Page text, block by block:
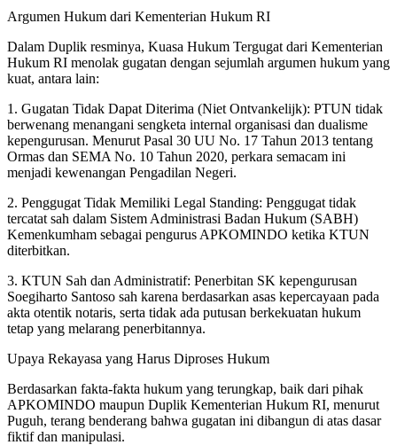
Argumen Hukum dari Kementerian Hukum RI
Dalam Duplik resminya, Kuasa Hukum Tergugat dari Kementerian
Hukum RI menolak gugatan dengan sejumlah argumen hukum yang
kuat, antara lain:
1. Gugatan Tidak Dapat Diterima (Niet Ontvankelijk): PTUN tidak
berwenang menangani sengketa internal organisasi dan dualisme
kepengurusan. Menurut Pasal 30 UU No. 17 Tahun 2013 tentang
Ormas dan SEMA No. 10 Tahun 2020, perkara semacam ini
menjadi kewenangan Pengadilan Negeri.
2. Penggugat Tidak Memiliki Legal Standing: Penggugat tidak
tercatat sah dalam Sistem Administrasi Badan Hukum (SABH)
Kemenkumham sebagai pengurus APKOMINDO ketika KTUN
diterbitkan.
3. KTUN Sah dan Administratif: Penerbitan SK kepengurusan
Soegiharto Santoso sah karena berdasarkan asas kepercayaan pada
akta otentik notaris, serta tidak ada putusan berkekuatan hukum
tetap yang melarang penerbitannya.
Upaya Rekayasa yang Harus Diproses Hukum
Berdasarkan fakta-fakta hukum yang terungkap, baik dari pihak
APKOMINDO maupun Duplik Kementerian Hukum RI, menurut
Puguh, terang benderang bahwa gugatan ini dibangun di atas dasar
fiktif dan manipulasi.